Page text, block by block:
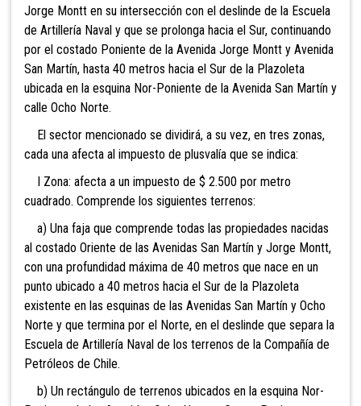
Jorge Montt en su intersección con el deslinde de la Escuela
de Artillería Naval y que se prolonga hacia el Sur, continuando
por el costado Poniente de la Avenida Jorge Montt y Avenida
San Martín, hasta 40 metros hacia el Sur de la Plazoleta
ubicada en la esquina Nor-Poniente de la Avenida San Martín y
calle Ocho Norte.
El sector mencionado se dividirá, a su vez, en tres zonas,
cada una afecta al impuesto de plusvalía que se indica:
I Zona: afecta a un impuesto de $ 2.500 por metro
cuadrado. Comprende los siguientes terrenos:
a) Una faja que comprende todas las propiedades nacidas
al costado Oriente de las Avenidas San Martín y Jorge Montt,
con una profundidad máxima de 40 metros que nace en un
punto ubicado a 40 metros hacia el Sur de la Plazoleta
existente en las esquinas de las Avenidas San Martín y Ocho
Norte y que termina por el Norte, en el deslinde que separa la
Escuela de Artillería Naval de los terrenos de la Compañía de
Petróleos de Chile.
b) Un rectángulo de terrenos ubicados en la esquina Nor-